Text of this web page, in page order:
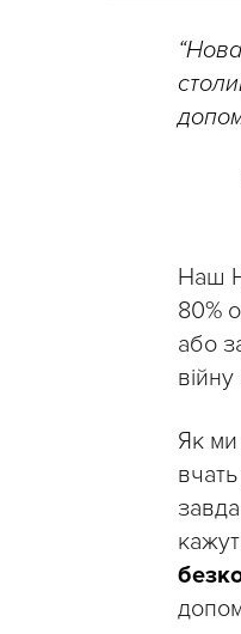
Наш
80%
або
Як ми